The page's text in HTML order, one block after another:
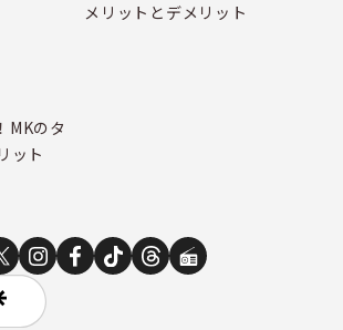
メリットとデメリット
MKのタ
ット